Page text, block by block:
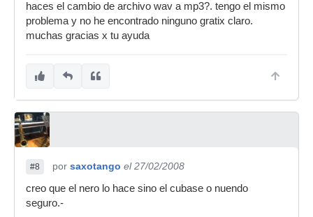
haces el cambio de archivo wav a mp3?. tengo el mismo
problema y no he encontrado ninguno gratix claro.
muchas gracias x tu ayuda
#8 por saxotango el 27/02/2008
creo que el nero lo hace sino el cubase o nuendo
seguro.-